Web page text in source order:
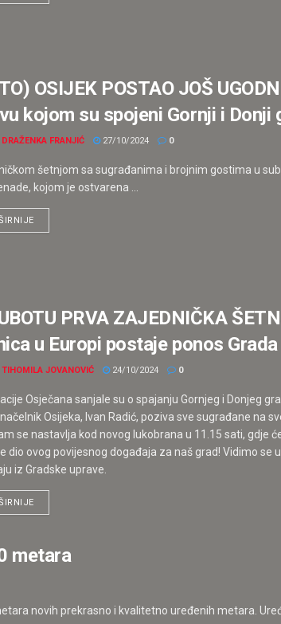
OSIJEK POSTAO JOŠ
kojom su spojeni Gornji i Donji
DRAŽENKA FRANJIĆ 27/10/2024 0
šetnjom sa sugrađanima i brojnim gostima u
kojom je ostvarena ...
PRVA ZAJEDNIČKA
u Europi postaje ponos
TIHOMILA JOVANOVIĆ 24/10/2024 0
Osječana sanjale su o spajanju Gornjeg i Donjeg
Osijeka, Ivan Radić, poziva sve sugrađane na
se nastavlja kod novog lukobrana u 11.15 sati, gdje
dio ovog povijesnog događaja za naš grad! Vidimo
iz Gradske uprave.
metara
novih prekrasno i kvalitetno uređenih metara.